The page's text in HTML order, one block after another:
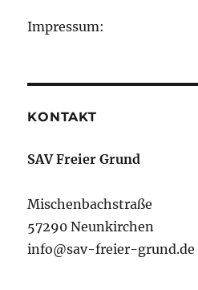
Impressum:
KONTAKT
SAV Freier Grund
Mischenbachstraße
57290 Neunkirchen
info@sav-freier-grund.de